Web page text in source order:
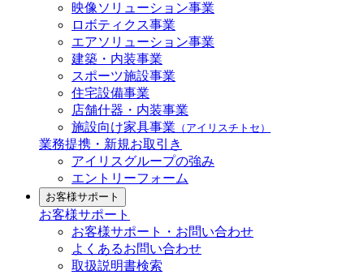
映像ソリューション事業
ロボティクス事業
エアソリューション事業
建築・内装事業
スポーツ施設事業
住宅設備事業
店舗什器・内装事業
施設向け家具事業 （アイリスチトセ）
業務提携・新規お取引き
アイリスグループの強み
エントリーフォーム
お客様サポート
お客様サポート
お客様サポート・お問い合わせ
よくあるお問い合わせ
取扱説明書検索